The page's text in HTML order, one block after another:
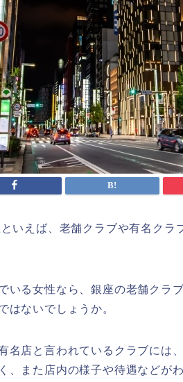
いえば、老舗クラブや有名クラ
いる女性なら、銀座の老舗クラ
はないでしょうか。
名店と言われているクラブには
、また店内の様子や待遇などが